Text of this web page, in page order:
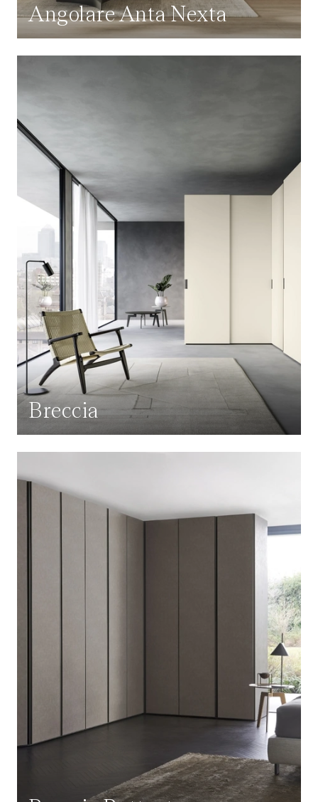
Angolare Anta Nexta
Breccia